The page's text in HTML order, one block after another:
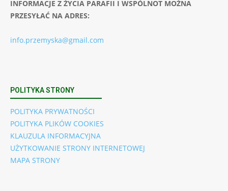
INFORMACJE Z ŻYCIA PARAFII I WSPÓLNOT MOŻNA
PRZESYŁAĆ NA ADRES:
info.przemyska@gmail.com
POLITYKA STRONY
POLITYKA PRYWATNOŚCI
POLITYKA PLIKÓW COOKIES
KLAUZULA INFORMACYJNA
UŻYTKOWANIE STRONY INTERNETOWEJ
MAPA STRONY